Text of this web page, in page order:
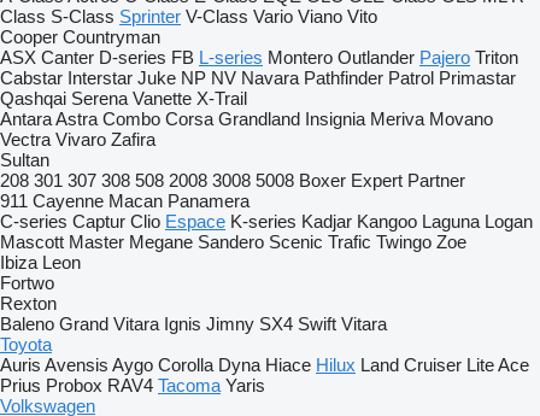
Class S-Class Sprinter V-Class Vario Viano Vito
Cooper Countryman
ASX Canter D-series FB L-series Montero Outlander Pajero Triton
Cabstar Interstar Juke NP NV Navara Pathfinder Patrol Primastar
Qashqai Serena Vanette X-Trail
AntaraAstra Combo Corsa Grandland Insignia Meriva Movano
Vectra Vivaro Zafira
Sultan
208 301 307 308 508 2008 3008 5008 Boxer Expert Partner
911 Cayenne Macan Panamera
C-series Captur Clio Espace K-series Kadjar Kangoo Laguna Logan
Mascott Master Megane Sandero Scenic Trafic Twingo Zoe
Ibiza Leon
Fortwo
Rexton
Baleno Grand Vitara Ignis Jimny SX4 Swift Vitara
Toyota
Auris Avensis Aygo Corolla Dyna Hiace Hilux Land Cruiser Lite Ace
Prius Probox RAV4 Tacoma Yaris
Volkswagen